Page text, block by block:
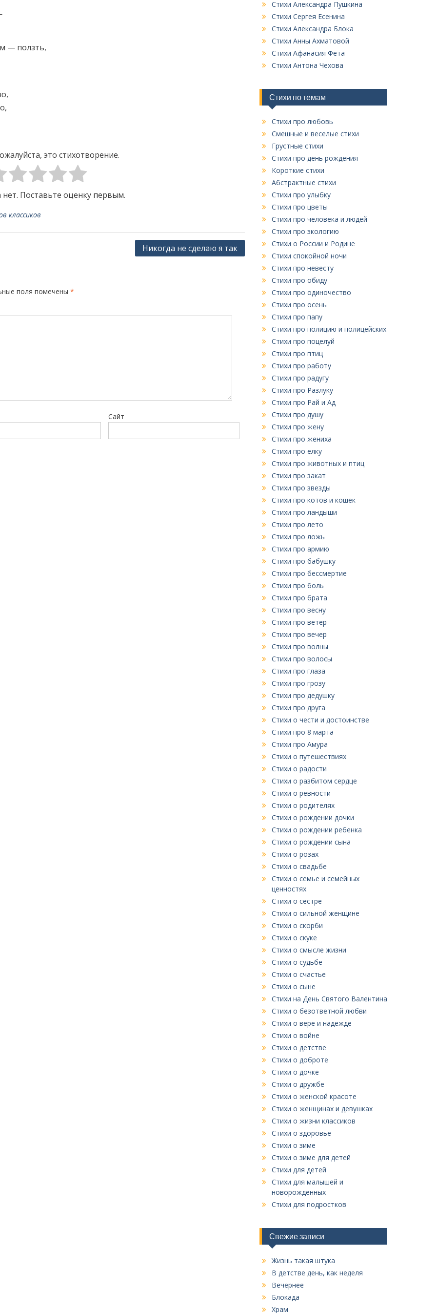
— ползть,
это стихотворение.
Поставьте оценку первым.
классиков
Никогда не сделаю я так
поля помечены *
Сайт
к
в
е
х
р
у
к
Стихи Александра Пушкина
Стихи Сергея Есенина
Стихи Александра Блока
Стихи Анны Ахматовой
Стихи Афанасия Фета
Стихи Антона Чехова
Стихи по темам
Стихи про любовь
Смешные и веселые стихи
Грустные стихи
Стихи про день рождения
Короткие стихи
Абстрактные стихи
Стихи про улыбку
Стихи про цветы
Стихи про человека и людей
Стихи про экологию
Стихи о России и Родине
Стихи спокойной ночи
Стихи про невесту
Стихи про обиду
Стихи про одиночество
Стихи про осень
Стихи про папу
Стихи про полицию и полицейских
Стихи про поцелуй
Стихи про птиц
Стихи про работу
Стихи про радугу
Стихи про Разлуку
Стихи про Рай и Ад
Стихи про душу
Стихи про жену
Стихи про жениха
Стихи про елку
Стихи про животных и птиц
Стихи про закат
Стихи про звезды
Стихи про котов и кошек
Стихи про ландыши
Стихи про лето
Стихи про ложь
Стихи про армию
Стихи про бабушку
Стихи про бессмертие
Стихи про боль
Стихи про брата
Стихи про весну
Стихи про ветер
Стихи про вечер
Стихи про волны
Стихи про волосы
Стихи про глаза
Стихи про грозу
Стихи про дедушку
Стихи про друга
Стихи о чести и достоинстве
Стихи про 8 марта
Стихи про Амура
Стихи о путешествиях
Стихи о радости
Стихи о разбитом сердце
Стихи о ревности
Стихи о родителях
Стихи о рождении дочки
Стихи о рождении ребенка
Стихи о рождении сына
Стихи о розах
Стихи о свадьбе
Стихи о семье и семейных
ценностях
Стихи о сестре
Стихи о сильной женщине
Стихи о скорби
Стихи о скуке
Стихи о смысле жизни
Стихи о судьбе
Стихи о счастье
Стихи о сыне
Стихи на День Святого Валентина
Стихи о безответной любви
Стихи о вере и надежде
Стихи о войне
Стихи о детстве
Стихи о доброте
Стихи о дочке
Стихи о дружбе
Стихи о женской красоте
Стихи о женщинах и девушках
Стихи о жизни классиков
Стихи о здоровье
Стихи о зиме
Стихи о зиме для детей
Стихи для детей
Стихи для малышей и
новорожденных
Стихи для подростков
Свежие записи
Жизнь такая штука
В детстве день, как неделя
Вечернее
Блокада
Храм